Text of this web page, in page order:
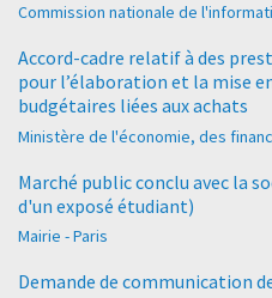
Commission nationale de
Accord-cadre relatif à des
pour l’élaboration et la mise
budgétaires liées aux achats
Ministère de l'économie, des
Marché public conclu avec la
d'un exposé étudiant)
Mairie - Paris
Demande de communication